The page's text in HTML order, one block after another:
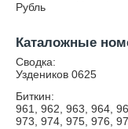
Рубль
Каталожные
Сводка:
Уздеников 0625
Биткин:
961, 962, 963, 964,
973, 974, 975, 976,